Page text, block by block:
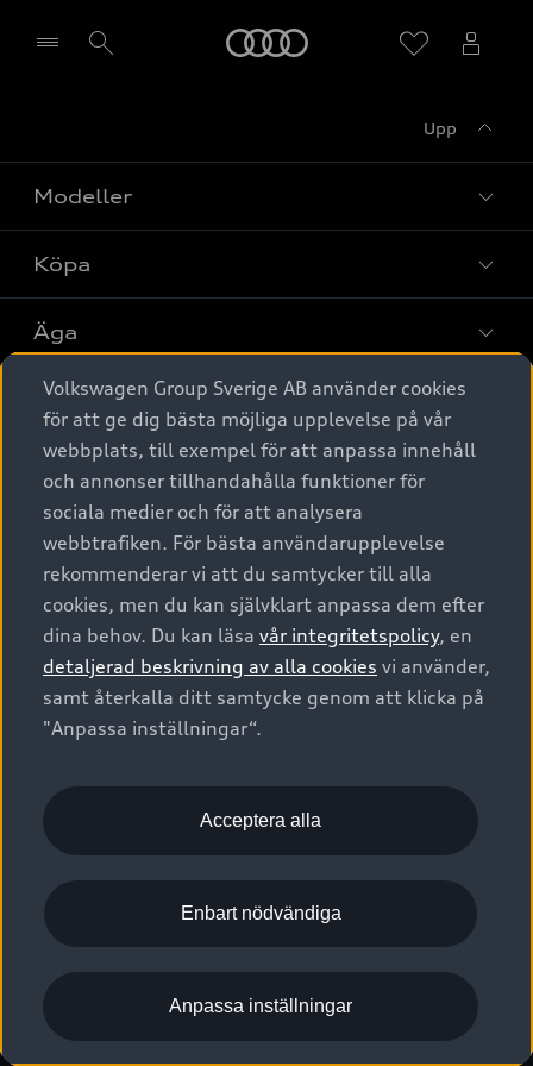
Upp
Modeller
Alla modeller
Elbilar
A6 modellerna
SUV
Avant
Audi Sport
Köpa
Privaterbjudanden
Privatleasing
Nya bilar i lager
Begagnade bilar i lager
Audi approved :plus - så gott som nya
Finansiering
Audi exclusive
Provkörning
Äga
Service & tillbehör
Audi digital services
Originaltillbehör - köp online
Garantier
Försäkring
Digitala manualer för din Audi
Audi Collection – livsstilsartiklar
Vanliga frågor
2G/3G nätet stängs ned - Hur påverkas min bil av detta?
Tjänstebil
Tjänstebil
Business lease online
Företagsleasing
Om Audi Sverige
Kontakta oss
Audi Återförsäljare/-serviceverkstad
myAudi
Pressmeddelanden
Nyhetsbrev
Vårt hållbarhetsarbete
Lediga tjänster huvudkontor
Lediga tjänster hos Audi Återförsäljare
Kommentar till mediauppgifter om dataläcka
© 2026 AUDI SVERIGE. All Rights Reserved.
Utgivare Juridiskt
Juridiskt Audi AG
Juridiskt Audi Digital Giveaway
Anpassa inställningar för cookies
Visselblåsarkanaler
Volkswagen Group Sverige AB använder cookies
för att ge dig bästa möjliga upplevelse på vår
webbplats, till exempel för att anpassa innehåll
och annonser tillhandahålla funktioner för
sociala medier och för att analysera
webbtrafiken. För bästa användarupplevelse
rekommenderar vi att du samtycker till alla
cookies, men du kan självklart anpassa dem efter
dina behov. Du kan läsa vår integritetspolicy, en
detaljerad beskrivning av alla cookies vi använder,
samt återkalla ditt samtycke genom att klicka på
"Anpassa inställningar“.
Acceptera alla
Enbart nödvändiga
Anpassa inställningar